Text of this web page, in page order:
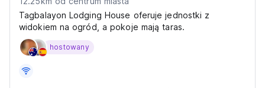
Tagbalayon Lodging House oferuje jednostki z
widokiem na ogród, a pokoje mają taras.
hostowany